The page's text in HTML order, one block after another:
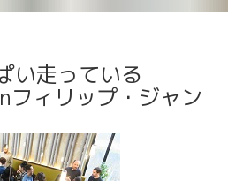
い走っている
ィリップ・ジャン